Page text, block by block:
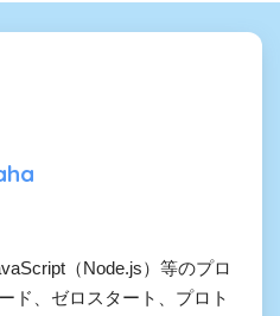
（Node.js）等のプロ
ド、ゼロスタート、プロト